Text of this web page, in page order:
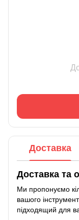
Доставка
Доставка та
Ми пропонуємо
вашого
підходящий для